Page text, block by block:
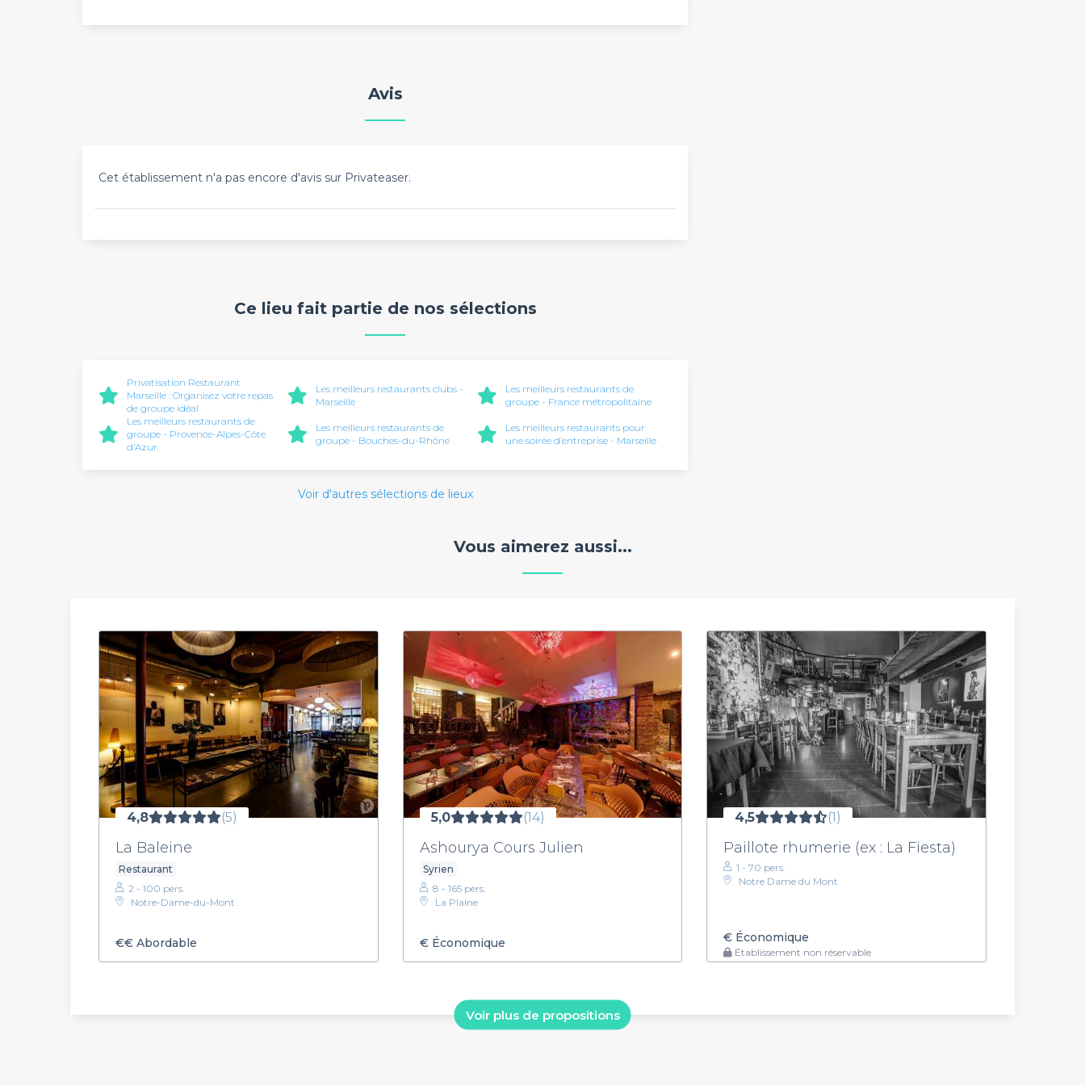
Avis
Cet établissement n'a pas encore d'avis sur Privateaser.
Ce lieu fait partie de nos sélections
Privatisation Restaurant
Marseille : Organisez votre repas
de groupe idéal
Les meilleurs restaurants clubs -
Marseille
Les meilleurs restaurants de
groupe - France métropolitaine
Les meilleurs restaurants de
groupe - Provence-Alpes-Côte
d'Azur
Les meilleurs restaurants de
groupe - Bouches-du-Rhône
Les meilleurs restaurants pour
une soirée d’entreprise - Marseille
Voir d'autres sélections de lieux
Vous aimerez aussi...
4,8 (5)
La Baleine
Restaurant
2 - 100 pers.
Notre-Dame-du-Mont
€€ Abordable
5,0 (14)
Ashourya Cours Julien
Syrien
8 - 165 pers.
La Plaine
€Économique
4,5 (1)
Paillote rhumerie (ex : La Fiesta)
1 - 70 pers.
Notre Dame du Mont
€ Économique
Établissement non réservable
Voir plus de propositions